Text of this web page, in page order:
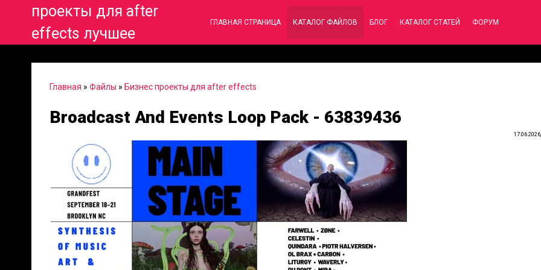
проекты для after
effects лучшее
ГЛАВНАЯ СТРАНИЦА КАТАЛОГ ФАЙЛОВ БЛОГ КАТАЛОГ СТАТЕЙ ФОРУМ
Главная » Файлы » Бизнес проекты для after effects
Broadcast And Events Loop Pack - 63839436